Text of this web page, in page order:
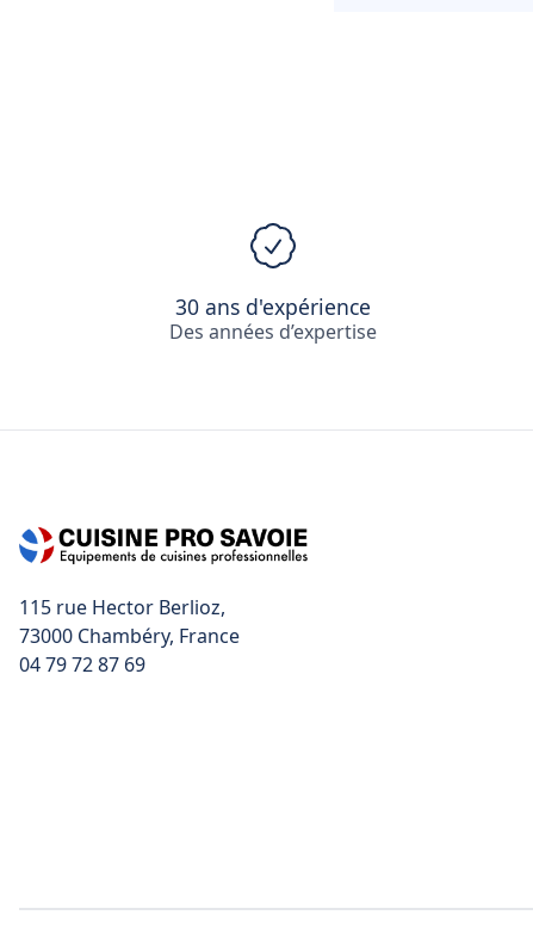
30 ans d'expérience
Des années d’expertise
115 rue Hector Berlioz,
04 79 72 87 69